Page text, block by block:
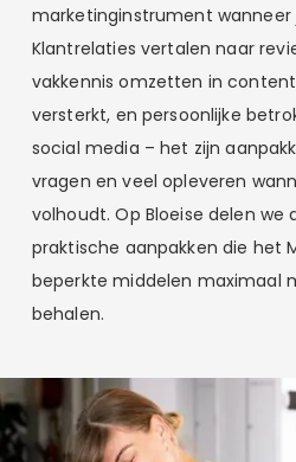
marketinginstrument wanneer
Klantrelaties vertalen naar
vakkennis omzetten in
versterkt, en persoonlijke
social media – het zijn
vragen en veel opleveren
volhoudt. Op Bloeise delen we
praktische aanpakken die het
beperkte middelen maximaal
behalen.